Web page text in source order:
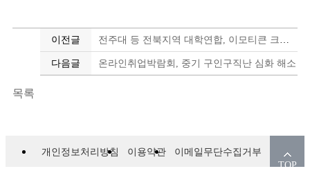
이전글
다음글 온라인취업박람회, 중기 구인구직난 심화 해소
목록
개인정보처리방침 이용약관
이메일무단수집거부
TOP